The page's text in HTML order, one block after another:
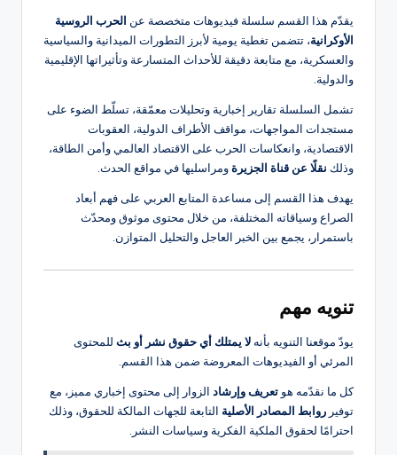
يقدّم هذا القسم سلسلة فيديوهات متخصصة عن الحرب الروسية
الأوكرانية، تتضمن تغطية يومية لأبرز التطورات الميدانية والسياسية
والعسكرية، مع متابعة دقيقة للأحداث المتسارعة وتأثيراتها الإقليمية
والدولية.
تشمل السلسلة تقارير إخبارية وتحليلات معمّقة، تسلّط الضوء على
مستجدات المواجهات، مواقف الأطراف الدولية، العقوبات
الاقتصادية، وانعكاسات الحرب على الاقتصاد العالمي وأمن الطاقة،
وذلك نقلًا عن قناة الجزيرةومراسليها في مواقع الحدث.
يهدف هذا القسم إلى مساعدة المتابع العربي على فهم أبعاد
الصراع وسياقاته المختلفة، من خلال محتوى موثوق ومحدّث
باستمرار، يجمع بين الخبر العاجل والتحليل المتوازن.
تنويه مهم
يودّ موقعنا التنويه بأنه لا يمتلك أي حقوق نشر أو بث للمحتوى
المرئي أو الفيديوهات المعروضة ضمن هذا القسم.
كل ما نقدّمه هو تعريف وإرشاد الزوار إلى محتوى إخباري مميز، مع
توفير روابط المصادر الأصلية التابعة للجهات المالكة للحقوق، وذلك
احترامًا لحقوق الملكية الفكرية وسياسات النشر.